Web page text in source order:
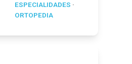
ESPECIALIDADES ·
ORTOPEDIA